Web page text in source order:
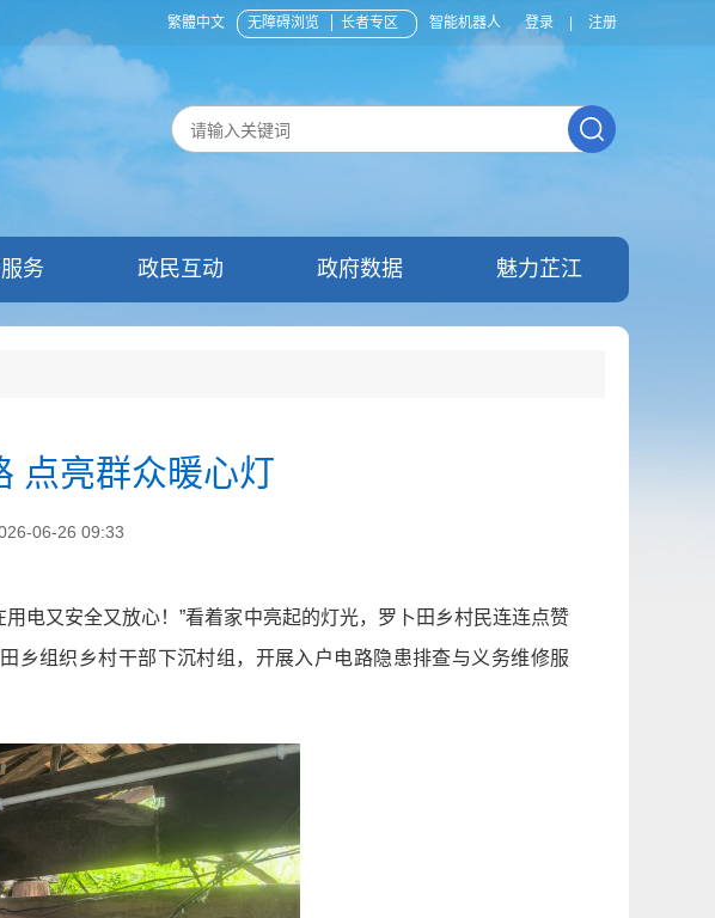
繁體中文 无障碍浏览 长者专区 智能机器人 登录 注册
务 政民互动 政府数据 魅力芷江
点亮群众暖心灯
06-26 09:33
电又安全又放心！”看着家中亮起的灯光，罗卜田乡村民连连点赞
乡组织乡村干部下沉村组，开展入户电路隐患排查与义务维修服